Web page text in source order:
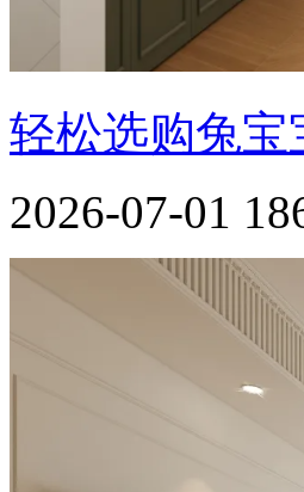
轻松选购兔
2026-07-01